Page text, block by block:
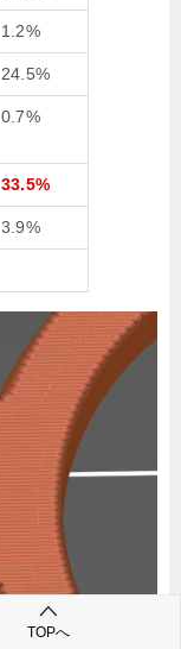
1.2%
24.5%
0.7%
33.5%
3.9%
TOPへ